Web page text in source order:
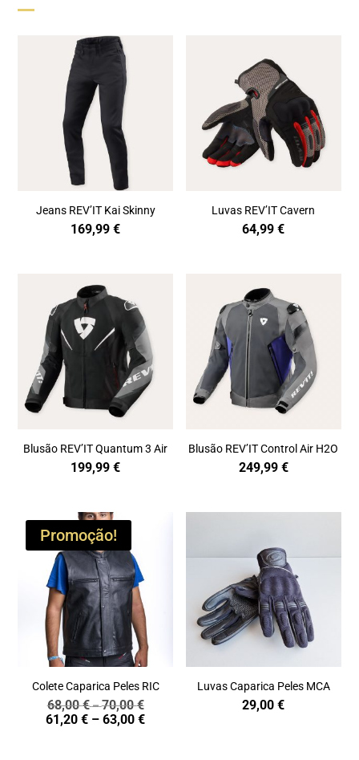
Jeans REV’IT Kai Skinny
169,99€
Luvas REV’IT Cavern
64,99€
Blusão REV’IT Quantum 3 Air
199,99€
Blusão REV’IT Control Air H2O
249,99 €
Promoção!
Colete Caparica Peles RIC
68,00€–70,00€Price
range:
61,20€ – 63,00€Price
Luvas Caparica Peles MCA
29,00€